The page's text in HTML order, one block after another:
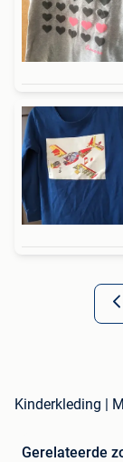
Kinderkleding |
Gerelateerde